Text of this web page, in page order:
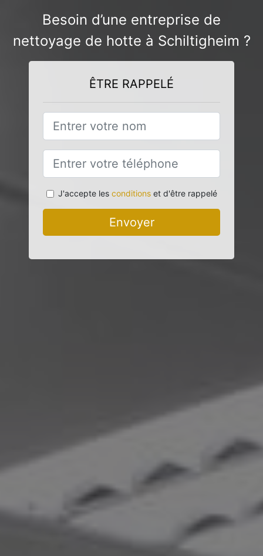
Besoin d’une entreprise de
nettoyage de hotte à Schiltigheim ?
ÊTRE RAPPELÉ
J'accepte les conditionset d'être rappelé
Envoyer